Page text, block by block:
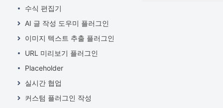
수식 편집기
AI 글 작성 도우미 플러그인
이미지 텍스트 추출 플러그인
URL 미리보기 플러그인
Placeholder
실시간 협업
커스텀 플러그인 작성